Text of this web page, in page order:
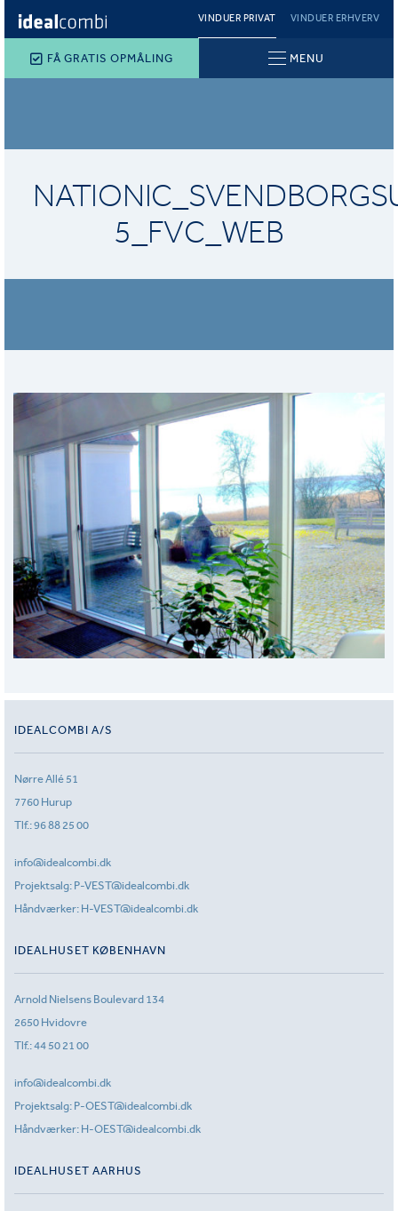
VINDUER PRIVAT VINDUER ERHVERV
FÅ GRATIS OPMÅLING MENU
5_FVC_WEB
IDEALCOMBI A/S
Nørre Allé 51
7760 Hurup
Tlf.:96 88 25 00
info@idealcombi.dk
Projektsalg: P-VEST@idealcombi.dk
Håndværker: H-VEST@idealcombi.dk
IDEALHUSET KØBENHAVN
Arnold Nielsens Boulevard 134
2650 Hvidovre
Tlf.:44 50 21 00
info@idealcombi.dk
Projektsalg: P-OEST@idealcombi.dk
Håndværker: H-OEST@idealcombi.dk
IDEALHUSET AARHUS